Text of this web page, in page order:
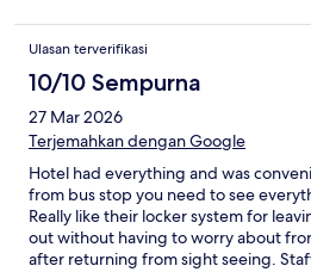
Ulasan terverifikasi
10/10 Sempurna
27 Mar 2026
Terjemahkan dengan Google
Hotel had everything and was
from bus stop you need to see
Really like their locker system for
out without having to worry about
after returning from sight seeing.